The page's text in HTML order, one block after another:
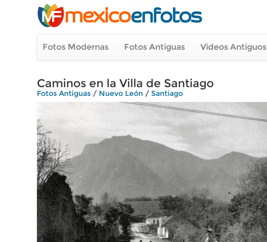
Fotos Modernas Fotos Antiguas Videos Antiguos
Caminos en la Villa de Santiago
Fotos Antiguas / Nuevo León / Santiago